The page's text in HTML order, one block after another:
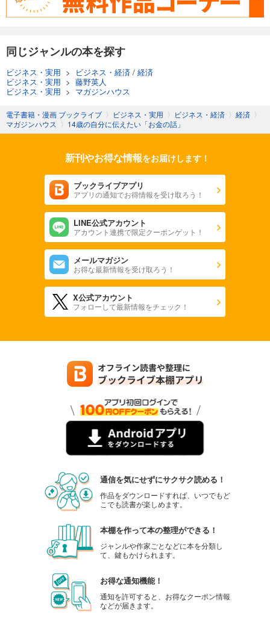
同じジャンルの本を探す
ビジネス・実用 > ビジネス・経済 / 経済
ビジネス・実用 > 藤野英人
ビジネス・実用 > マガジンハウス
電子書籍・漫画 ブックライブ 〉 ビジネス・実用 〉 ビジネス・経済 〉 経済 〉
マガジンハウス 〉 14歳の自分に伝えたい「お金の話」
新刊やお得な情報をお届けします！
ブックライブアプリ
アプリの通知でお得情報を受け取ろう！
LINE公式アカウント
アカウント連携で限定クーポンゲット！
メールマガジン
お得な最新情報を受け取ろう！
X公式アカウント
フォローして最新情報をチェック！
通信を気にせずにサクサク読める！
作品をダウンロードすれば、いつでもど
こでも読書が楽しめます。
本棚を作って本の整理ができる！
ジャンルや作家ごとなどに本を分類し
て、鍵もかけられます。
お得な通知機能！
通知を許可すると、お得なクーポン情報
などが届きます。